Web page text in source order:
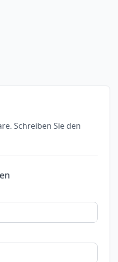
Schreiben Sie den